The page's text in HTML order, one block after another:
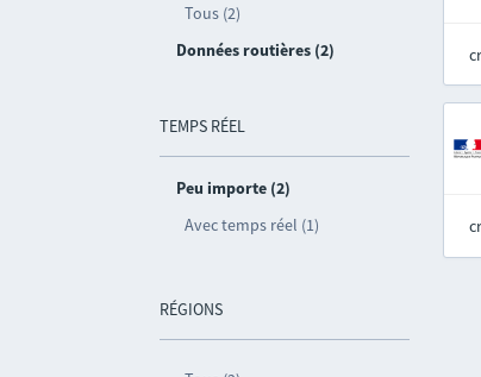
Tous (2)
Données routières (2)
TEMPS RÉEL
Peu importe (2)
Avec temps réel (1)
RÉGIONS